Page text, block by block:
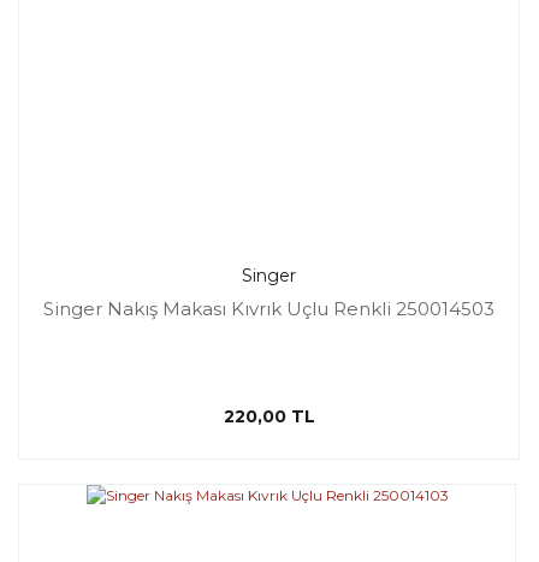
Singer
Singer Nakış Makası Kıvrık Uçlu Renkli 250014503
220,00 TL